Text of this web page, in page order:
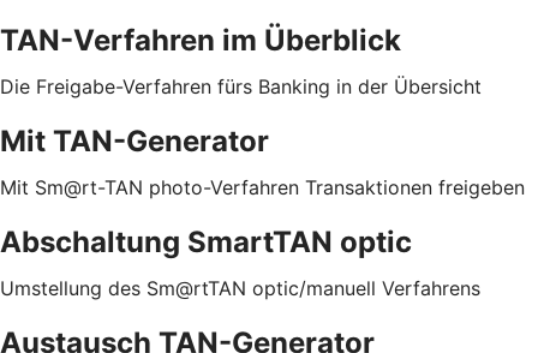
TAN-Verfahren im Überblick
Die Freigabe-Verfahren fürs Banking in der Übersicht
Mit TAN-Generator
Mit Sm@rt-TAN photo-Verfahren Transaktionen freigeben
Abschaltung SmartTAN optic
Umstellung des Sm@rtTAN optic/manuell Verfahrens
Austausch TAN-Generator